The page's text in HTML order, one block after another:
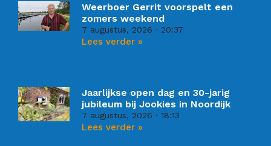
Weerboer Gerrit voorspelt een
zomers weekend
7 augustus, 2026 20:37
Lees verder »
Jaarlijkse open dag en 30-jarig
jubileum bij Jookies in Noordijk
7 augustus, 2026 18:13
Lees verder »